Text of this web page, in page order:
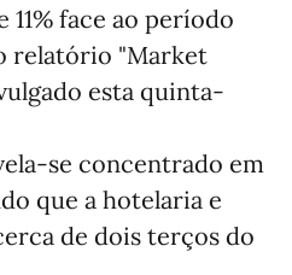
face ao período
relatório "Market
esta quinta-
se concentrado em
que a hotelaria e
de dois terços do